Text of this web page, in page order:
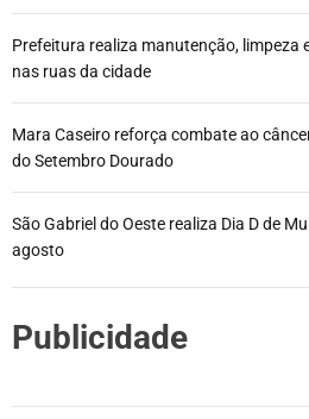
Prefeitura realiza manutenção, limpeza
nas ruas da cidade
Mara Caseiro reforça combate ao
do Setembro Dourado
São Gabriel do Oeste realiza Dia D de
agosto
Publicidade